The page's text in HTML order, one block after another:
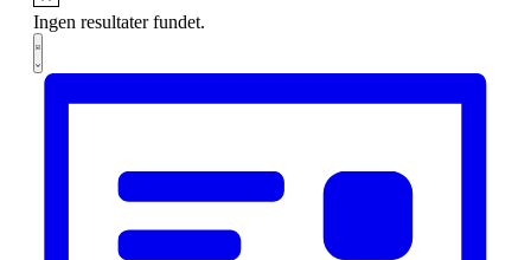
Ingen resultater fundet.
Navigation
af
Begivenhed
Visninger
Navigation
Liste